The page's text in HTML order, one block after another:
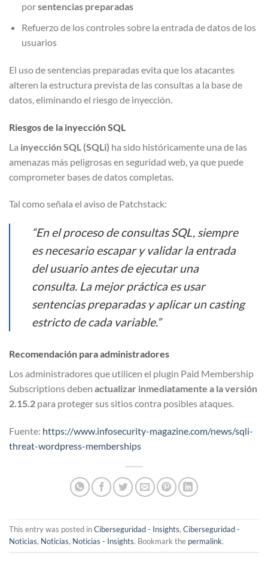
porsentencias preparadas
Refuerzo de los controles sobre la entrada de datos de los
usuarios
El uso de sentencias preparadas evita que los atacantes
alteren la estructura prevista de las consultas a la base de
datos, eliminando el riesgo de inyección.
Riesgos de la inyección SQL
La inyección SQL (SQLi) ha sido históricamente una de las
amenazas más peligrosas en seguridad web, ya que puede
comprometer bases de datos completas.
Tal como señala el aviso de Patchstack:
“En el proceso de consultas SQL, siempre
es necesario escapar y validar la entrada
del usuario antes de ejecutar una
consulta. La mejor práctica es usar
sentencias preparadas y aplicar un casting
estricto de cada variable.”
Recomendación para administradores
Los administradores que utilicen el plugin Paid Membership
Subscriptions deben actualizar inmediatamente a la versión
2.15.2 para proteger sus sitios contra posibles ataques.
Fuente: https://www.infosecurity-magazine.com/news/sqli-
threat-wordpress-memberships
This entry was posted inCiberseguridad - Insights, Ciberseguridad -
Noticias, Noticias, Noticias - Insights. Bookmark the permalink.